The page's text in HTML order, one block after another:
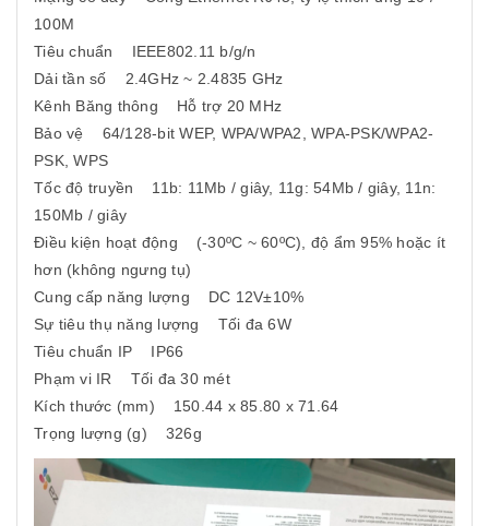
100M
Tiêu chuẩn IEEE802.11 b/g/n
Dải tần số 2.4GHz ~ 2.4835 GHz
Kênh Băng thông Hỗ trợ 20 MHz
Bảo vệ 64/128-bit WEP, WPA/WPA2, WPA-PSK/WPA2-
PSK, WPS
Tốc độ truyền 11b: 11Mb / giây, 11g: 54Mb / giây, 11n:
150Mb / giây
Điều kiện hoạt động (-30ºC ~ 60ºC), độ ẩm 95% hoặc ít
hơn (không ngưng tụ)
Cung cấp năng lượng DC 12V±10%
Sự tiêu thụ năng lượng Tối đa 6W
Tiêu chuẩn IP IP66
Phạm vi IR Tối đa 30 mét
Kích thước (mm) 150.44 x 85.80 x 71.64
Trọng lượng (g) 326g